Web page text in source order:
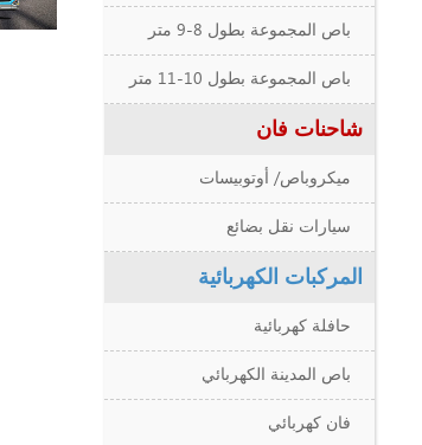
باص المجموعة بطول 8-9 متر
باص المجموعة بطول 10-11 متر
شاحنات فان
ميكروباص/ أوتوبيسات
سيارات نقل بضائع
المركبات الكهربائية
حافلة كهربائية
باص المدينة الكهربائي
فان كهربائي